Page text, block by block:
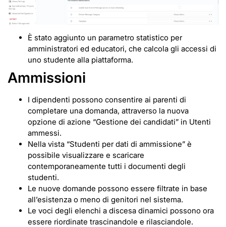
È stato aggiunto un parametro statistico per
amministratori ed educatori, che calcola gli accessi di
uno studente alla piattaforma.
Ammissioni
I dipendenti possono consentire ai parenti di
completare una domanda, attraverso la nuova
opzione di azione “Gestione dei candidati” in Utenti
ammessi.
Nella vista “Studenti per dati di ammissione” è
possibile visualizzare e scaricare
contemporaneamente tutti i documenti degli
studenti.
Le nuove domande possono essere filtrate in base
all’esistenza o meno di genitori nel sistema.
Le voci degli elenchi a discesa dinamici possono ora
essere riordinate trascinandole e rilasciandole.